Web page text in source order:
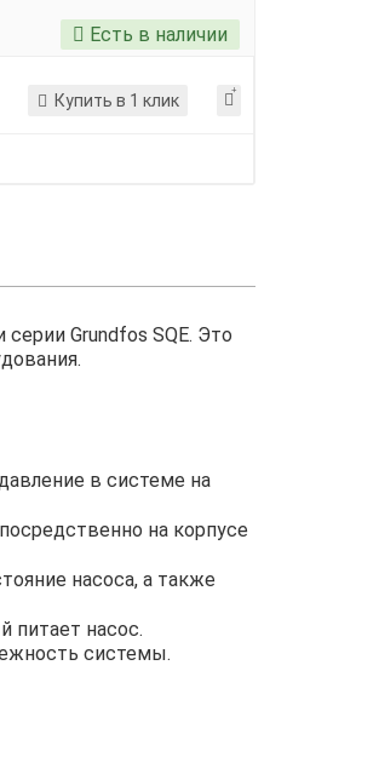
Есть в наличии
Купить в 1 клик
Grundfos SQE. Это
в системе на
на корпусе
насоса, а также
питает насос.
системы.